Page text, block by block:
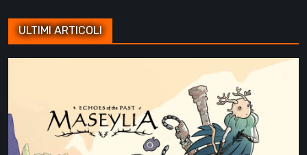
ULTIMI ARTICOLI
Echoes
of